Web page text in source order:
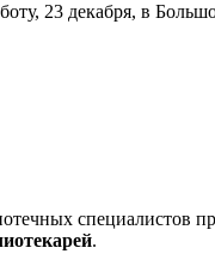
23 декабря, в
специалистов
.